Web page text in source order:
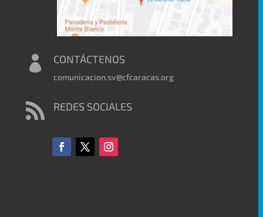
 CONTÁCTENOS
comunicacion.sv@cfcaracas.org
 REDES SOCIALES